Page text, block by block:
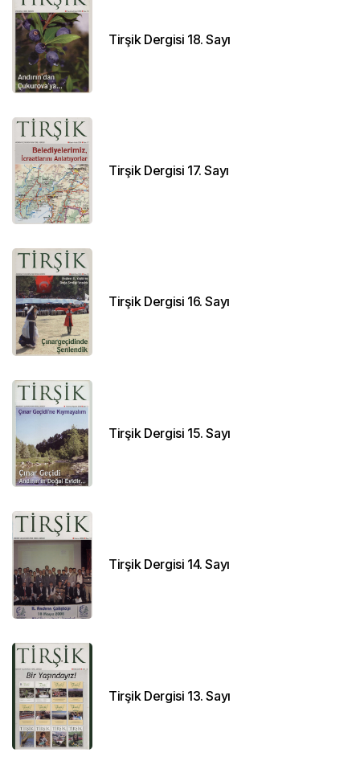
Tirşik Dergisi 18. Sayı
Tirşik Dergisi 17. Sayı
Tirşik Dergisi 16. Sayı
Tirşik Dergisi 15. Sayı
Tirşik Dergisi 14. Sayı
Tirşik Dergisi 13. Sayı